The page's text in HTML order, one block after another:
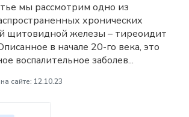
мы рассмотрим одно из
хронических
щитовидной железы – тиреоидит
в начале 20-го века, это
воспалительное заболев...
сайте: 12.10.23